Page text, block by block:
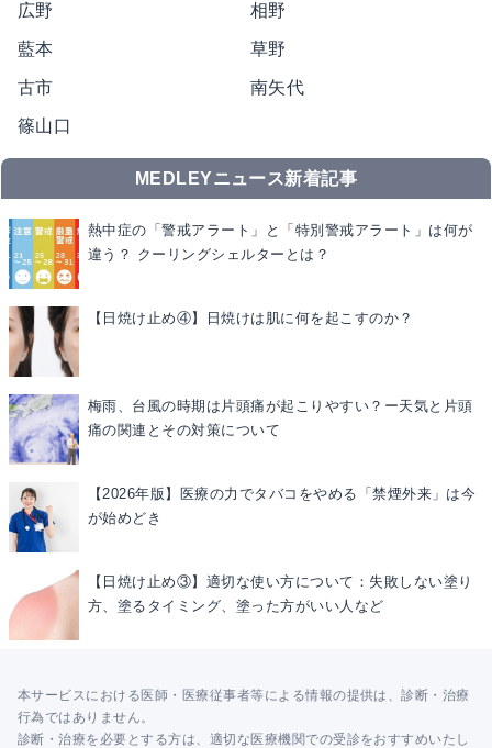
広野 相野
藍本 草野
古市 南矢代
篠山口
MEDLEYニュース新着記事
熱中症の「警戒アラート」と「特別警戒アラート」は何が
違う？ クーリングシェルターとは？
【日焼け止め④】日焼けは肌に何を起こすのか？
梅雨、台風の時期は片頭痛が起こりやすい？ー天気と片頭
痛の関連とその対策について
【2026年版】医療の力でタバコをやめる「禁煙外来」は今
が始めどき
【日焼け止め③】適切な使い方について：失敗しない塗り
方、塗るタイミング、塗った方がいい人など
本サービスにおける医師・医療従事者等による情報の提供は、診断・治療
行為ではありません。
診断・治療を必要とする方は、適切な医療機関での受診をおすすめいたし